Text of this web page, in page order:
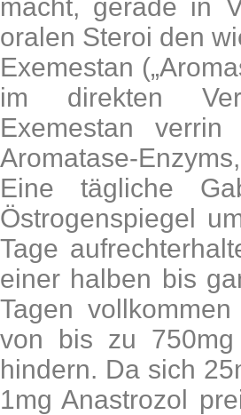
macht, gerade in
oralen Steroi den
Exemestan
im direkten
Exemestan
Aromatase-
Eine tägliche
Östrogenspiegel
Tage
einer halben bis
Tagen
von bis zu
hindern. Da sich
1mg Anastrozol